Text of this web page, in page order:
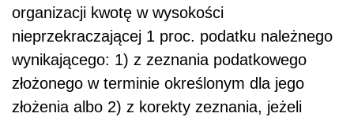
organizacji kwotę w wysokości
nieprzekraczającej 1 proc. podatku należnego
wynikającego: 1) z zeznania podatkowego
złożonego w terminie określonym dla jego
złożenia albo 2) z korekty zeznania, jeżeli